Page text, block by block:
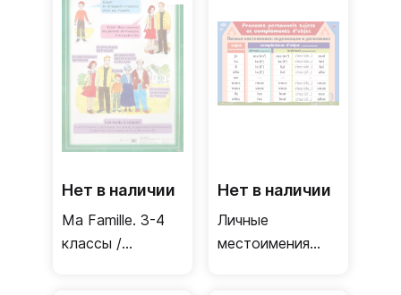
язык)
Нет в наличии
Ma Famille. 3-4
классы /
Нет в наличии
Личные
местоимения